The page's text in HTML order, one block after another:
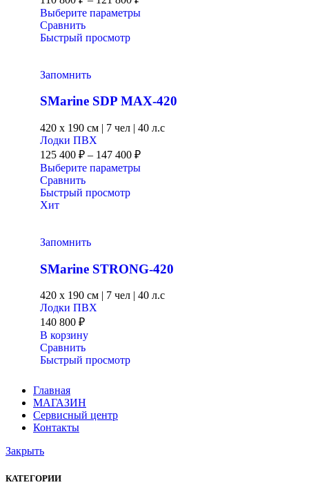
Выберите параметры
Сравнить
Быстрый просмотр
Запомнить
SMarine SDP MAX-420
420 x 190 см | 7 чел | 40 л.с
Лодки ПВХ
125 400 ₽ – 147 400 ₽
Выберите параметры
Сравнить
Быстрый просмотр
Хит
Запомнить
SMarine STRONG-420
420 x 190 см | 7 чел | 40 л.с
Лодки ПВХ
140 800 ₽
В корзину
Сравнить
Быстрый просмотр
Главная
МАГАЗИН
Сервисный центр
Контакты
Закрыть
КАТЕГОРИИ